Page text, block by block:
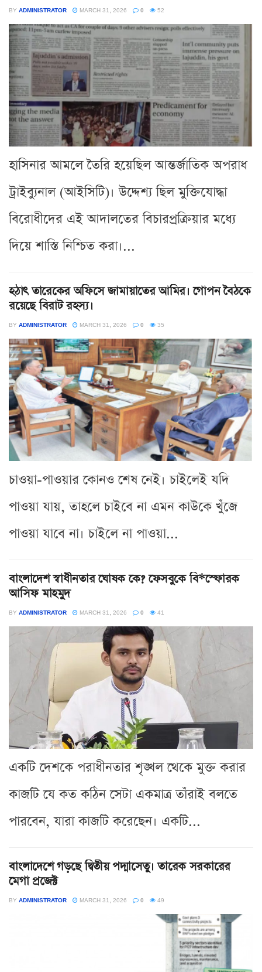
BY ADMINISTRATOR MARCH 31, 2026 0 52
হাসিনার আমলে তৈরি হয়েছিল আন্তর্জাতিক অপরাধ
ট্রাইব্যুনাল (আইসিটি)। উদ্দেশ্য ছিল মুক্তিযোদ্ধা
বিরোধীদের এই আদালতের বিচারপ্রক্রিয়ার মধ্যে
দিয়ে শাস্তি নিশ্চিত করা।...
হঠাৎ তারেকের অফিসে জামায়াতের আমির। গোপন বৈঠকে
রয়েছে বিরাট রহস্য।
BY ADMINISTRATOR MARCH 31, 2026 0 35
চাওয়া-পাওয়ার কোনও শেষ নেই। চাইলেই যদি
পাওয়া যায়, তাহলে চাইবে না এমন কাউকে খুঁজে
পাওয়া যাবে না। চাইলে না পাওয়া...
বাংলাদেশ স্বাধীনতার ঘোষক কে? ফেসবুকে বি*স্ফোরক
আসিফ মাহমুদ
BY ADMINISTRATOR MARCH 31, 2026 0 41
একটি দেশকে পরাধীনতার শৃঙ্খল থেকে মুক্ত করার
কাজটি যে কত কঠিন সেটা একমাত্র তাঁরাই বলতে
পারবেন, যারা কাজটি করেছেন। একটি...
বাংলাদেশে গড়ছে দ্বিতীয় পদ্মাসেতু। তারেক সরকারের
মেগা প্রজেক্ট
BY ADMINISTRATOR MARCH 31, 2026 0 49